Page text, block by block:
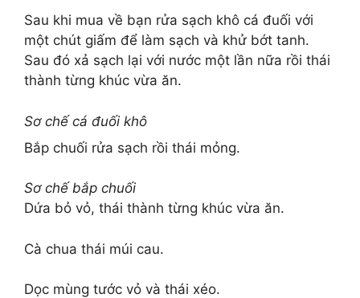
Sau khi mua về bạn rửa sạch khô cá đuối với
một chút giấm để làm sạch và khử bớt tanh.
Sau đó xả sạch lại với nước một lần nữa rồi thái
thành từng khúc vừa ăn.
Sơ chế cá đuối khô
Bắp chuối rửa sạch rồi thái mỏng.
Sơ chế bắp chuối
Dứa bỏ vỏ, thái thành từng khúc vừa ăn.
Cà chua thái múi cau.
Dọc mùng tước vỏ và thái xéo.